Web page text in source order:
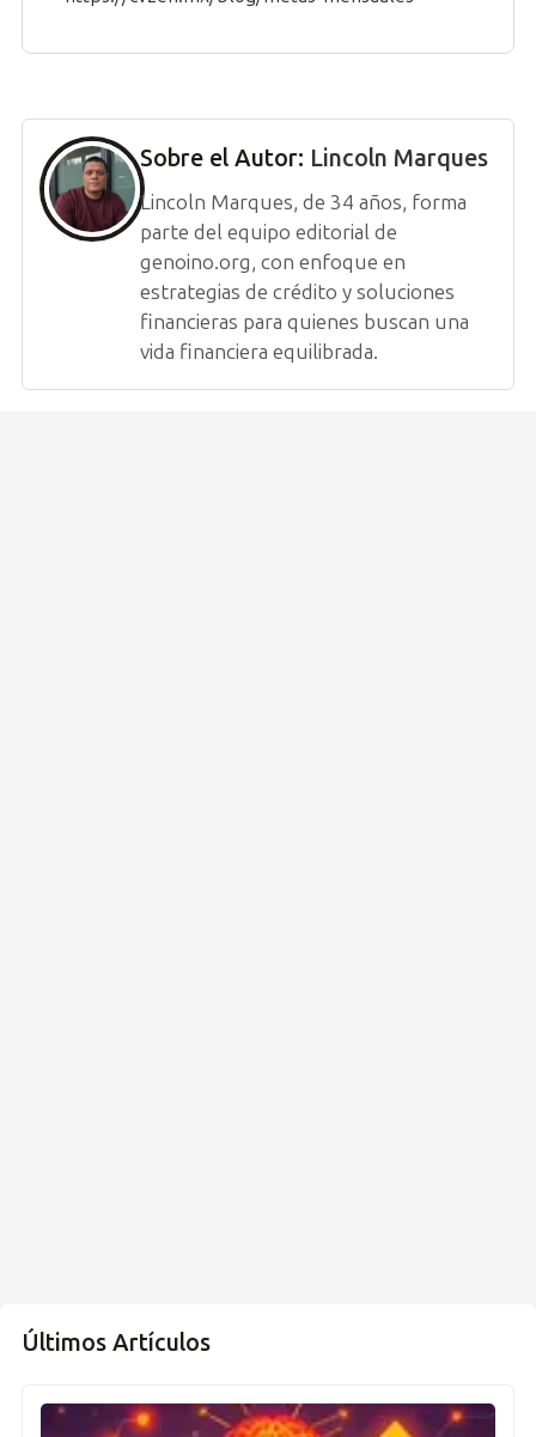
Sobre el Autor: Lincoln Marques
Lincoln Marques, de 34 años, forma
parte del equipo editorial de
genoino.org, con enfoque en
estrategias de crédito y soluciones
financieras para quienes buscan una
vida financiera equilibrada.
Últimos Artículos